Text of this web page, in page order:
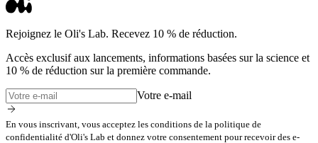
Rejoignez le Oli's Lab. Recevez 10 % de réduction.
Accès exclusif aux lancements, informations basées sur la science et
10 % de réduction sur la première commande.
Votre e-mail
En vous inscrivant, vous acceptez les conditions de la politique de
confidentialité d'Oli's Lab et donnez votre consentement pour recevoir des e-